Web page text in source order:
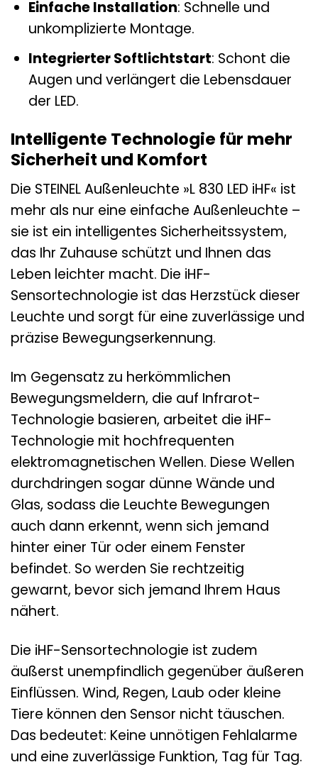
Einfache Installation: Schnelle und
unkomplizierte Montage.
Integrierter Softlichtstart: Schont die
Augen und verlängert die Lebensdauer
der LED.
Intelligente Technologie für mehr
Sicherheit und Komfort
Die STEINEL Außenleuchte »L 830 LED iHF« ist
mehr als nur eine einfache Außenleuchte –
sie ist ein intelligentes Sicherheitssystem,
das Ihr Zuhause schützt und Ihnen das
Leben leichter macht. Die iHF-
Sensortechnologie ist das Herzstück dieser
Leuchte und sorgt für eine zuverlässige und
präzise Bewegungserkennung.
Im Gegensatz zu herkömmlichen
Bewegungsmeldern, die auf Infrarot-
Technologie basieren, arbeitet die iHF-
Technologie mit hochfrequenten
elektromagnetischen Wellen. Diese Wellen
durchdringen sogar dünne Wände und
Glas, sodass die Leuchte Bewegungen
auch dann erkennt, wenn sich jemand
hinter einer Tür oder einem Fenster
befindet. So werden Sie rechtzeitig
gewarnt, bevor sich jemand Ihrem Haus
nähert.
Die iHF-Sensortechnologie ist zudem
äußerst unempfindlich gegenüber äußeren
Einflüssen. Wind, Regen, Laub oder kleine
Tiere können den Sensor nicht täuschen.
Das bedeutet: Keine unnötigen Fehlalarme
und eine zuverlässige Funktion, Tag für Tag.